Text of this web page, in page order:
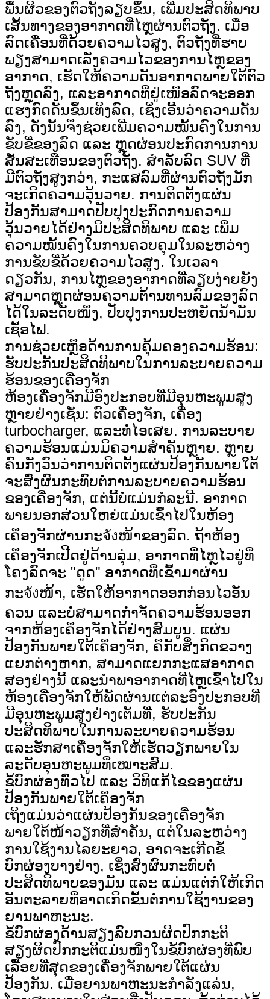
ພື້ນຜິວຂອງຕົວຖັງລຽບຂຶ້ນ, ເພີ່ມປະສິດທິພາບ
ເສັ້ນທາງຂອງອາກາດທີ່ໄຫຼຜ່ານຕົວຖັງ. ເມື່ອ
ລົດເຄື່ອນທີ່ດ້ວຍຄວາມໄວສູງ, ຕົວຖັງທີ່ຮາບ
ພຽງສາມາດເລັ່ງຄວາມໄວຂອງການໄຫຼຂອງ
ອາກາດ, ເຮັດໃຫ້ຄວາມດັນອາກາດພາຍໃຕ້ຕົວ
ຖັງຫຼຸດລົງ, ແລະອາກາດທີ່ຢູ່ເໜືອລົດຈະອອກ
ແຮງກົດດັນຂຶ້ນເທິງລົດ, ເຊິ່ງເອີ້ນວ່າຄວາມດັນ
ລົງ, ດັ່ງນັ້ນຈຶ່ງຊ່ວຍເພີ່ມຄວາມໝັ້ນຄົງໃນການ
ຂັບຂີ່ຂອງລົດ ແລະ ຫຼຸດຜ່ອນປະກົດການການ
ສັ່ນສະເທືອນຂອງຕົວຖັງ. ສຳລັບລົດ SUV ທີ່
ມີຕົວຖັງສູງກວ່າ, ກະແສລົມທີ່ຜ່ານຕົວຖັງມັກ
ຈະເກີດຄວາມວຸ້ນວາຍ. ການຕິດຕັ້ງແຜ່ນ
ປ້ອງກັນສາມາດປັບປຸງປະກົດການຄວາມ
ວຸ້ນວາຍໄດ້ຢ່າງມີປະສິດທິພາບ ແລະ ເພີ່ມ
ຄວາມໝັ້ນຄົງໃນການຄວບຄຸມໃນລະຫວ່າງ
ການຂັບຂີ່ດ້ວຍຄວາມໄວສູງ. ໃນເວລາ
ດຽວກັນ, ການໄຫຼຂອງອາກາດທີ່ລຽບງ່າຍຍັງ
ສາມາດຫຼຸດຜ່ອນຄວາມຕ້ານທານລົມຂອງລົດ
ໄດ້ໃນລະດັບໜຶ່ງ, ປັບປຸງການປະຫຍັດນໍ້າມັນ
ເຊື້ອໄຟ.
ການຊ່ວຍເຫຼືອດ້ານການຄຸ້ມຄອງຄວາມຮ້ອນ:
ຮັບປະກັນປະສິດທິພາບໃນການລະບາຍຄວາມ
ຮ້ອນຂອງເຄື່ອງຈັກ
ຫ້ອງເຄື່ອງຈັກມີອົງປະກອບທີ່ມີອຸນຫະພູມສູງ
ຫຼາຍຢ່າງເຊັ່ນ: ຕົວເຄື່ອງຈັກ, ເຄື່ອງ
turbocharger, ແລະທໍ່ໄອເສຍ. ການລະບາຍ
ຄວາມຮ້ອນແມ່ນມີຄວາມສຳຄັນຫຼາຍ. ຫຼາຍ
ຄົນກັງວົນວ່າການຕິດຕັ້ງແຜ່ນປ້ອງກັນພາຍໃຕ້
ຈະສົ່ງຜົນກະທົບຕໍ່ການລະບາຍຄວາມຮ້ອນ
ຂອງເຄື່ອງຈັກ, ແຕ່ນີ້ບໍ່ແມ່ນກໍລະນີ. ອາກາດ
ພາຍນອກສ່ວນໃຫຍ່ແມ່ນເຂົ້າໄປໃນຫ້ອງ
ເຄື່ອງຈັກຜ່ານກະจังໜ້າຂອງລົດ. ຖ້າຫ້ອງ
ເຄື່ອງຈັກເປີດຢູ່ດ້ານລຸ່ມ, ອາກາດທີ່ໄຫຼໄວຢູ່ທີ່
ໂຄງລົດຈະ "ດູດ" ອາກາດທີ່ເຂົ້າມາຜ່ານ
ກະจังໜ້າ, ເຮັດໃຫ້ອາກາດອອກກ່ອນໄວອັນ
ຄວນ ແລະບໍ່ສາມາດກຳຈັດຄວາມຮ້ອນອອກ
ຈາກຫ້ອງເຄື່ອງຈັກໄດ້ຢ່າງສົມບູນ. ແຜ່ນ
ປ້ອງກັນພາຍໃຕ້ເຄື່ອງຈັກ, ຄືກັບສິ່ງກີດຂວາງ
ແຍກຕ່າງຫາກ, ສາມາດແຍກກະແສອາກາດ
ສອງຢ່າງນີ້ ແລະນຳພາອາກາດທີ່ໄຫຼເຂົ້າໄປໃນ
ຫ້ອງເຄື່ອງຈັກໃຫ້ພັດຜ່ານແຕ່ລະອົງປະກອບທີ່
ມີອຸນຫະພູມສູງຢ່າງເຕັມທີ່, ຮັບປະກັນ
ປະສິດທິພາບໃນການລະບາຍຄວາມຮ້ອນ
ແລະຮັກສາເຄື່ອງຈັກໃຫ້ເຮັດວຽກພາຍໃນ
ລະດັບອຸນຫະພູມທີ່ເໝາະສົມ.
ຂໍ້ບົກຜ່ອງທົ່ວໄປ ແລະ ວິທີແກ້ໄຂຂອງແຜ່ນ
ປ້ອງກັນພາຍໃຕ້ເຄື່ອງຈັກ
ເຖິງແມ່ນວ່າແຜ່ນປ້ອງກັນຂອງເຄື່ອງຈັກ
ພາຍໃຕ້ໜ້າວຽກທີ່ສຳຄັນ, ແຕ່ໃນລະຫວ່າງ
ການໃຊ້ງານໄລຍະຍາວ, ອາດຈະເກີດຂໍ້
ບົກຜ່ອງບາງຢ່າງ, ເຊິ່ງສົ່ງຜົນກະທົບຕໍ່
ປະສິດທິພາບຂອງມັນ ແລະ ແມ່ນແຕ່ກໍ່ໃຫ້ເກີດ
ອັນຕະລາຍທີ່ອາດເກີດຂຶ້ນຕໍ່ການໃຊ້ງານຂອງ
ຍານພາຫະນະ.
ຂໍ້ບົກຜ່ອງດ້ານສຽງລົບກວນຜິດປົກກະຕິ
ສຽງຜິດປົກກະຕິແມ່ນໜຶ່ງໃນຂໍ້ບົກຜ່ອງທີ່ພົບ
ເລື້ອຍທີ່ສຸດຂອງເຄື່ອງຈັກພາຍໃຕ້ແຜ່ນ
ປ້ອງກັນ. ເມື່ອຍານພາຫະນະກຳລັງແລ່ນ,